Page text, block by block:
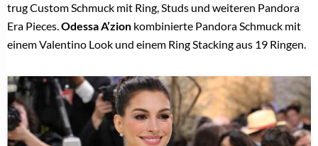
trug Custom Schmuck mit Ring, Studs und weiteren Pandora
Era Pieces.Odessa A’zion kombinierte Pandora Schmuck mit
einem Valentino Look und einem Ring Stacking aus 19 Ringen.